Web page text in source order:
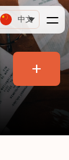
中文
+